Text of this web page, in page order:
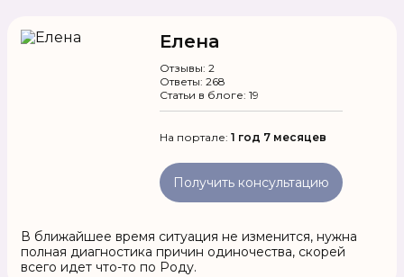
Елена
Отзывы: 2
Ответы: 268
Статьи в блоге: 19
На портале: 1 год 7 месяцев
Получить консультацию
В ближайшее время ситуация не изменится, нужна
полная диагностика причин одиночества, скорей
всего идет что-то по Роду.